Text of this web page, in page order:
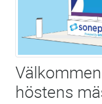
höstens